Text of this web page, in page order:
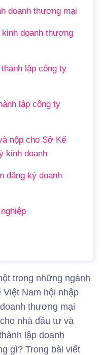
doanh thương mại
doanh thương
lập công ty
lập công ty
nộp cho Sở Kế
kinh doanh
đăng ký doanh
trong những ngành
Việt Nam hội nhập
thương mại
nhà đầu tư và
lập doanh
gì? Trong bài viết